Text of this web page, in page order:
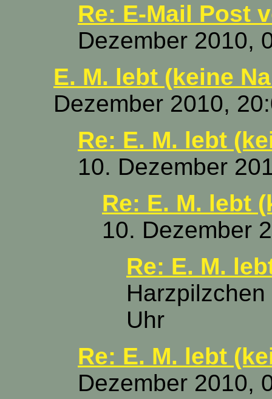
Re: E-Mail Post
Dezember 2010,
E. M. lebt (keine
Dezember 2010,
Re: E. M. lebt
10. Dezember
Re: E. M. lebt
10. Dezember
Re: E. M.
Uhr
Re: E. M. lebt
Dezember 2010,